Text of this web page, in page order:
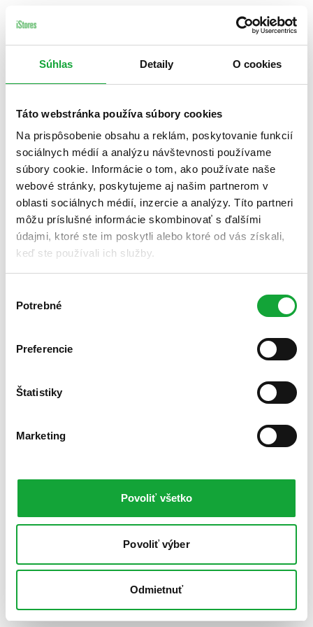
Súhlas Detaily O cookies
Táto webstránka používa súbory cookies
Na prispôsobenie obsahu a reklám, poskytovanie funkcií
sociálnych médií a analýzu návštevnosti používame
súbory cookie. Informácie o tom, ako používate naše
webové stránky, poskytujeme aj našim partnerom v
oblasti sociálnych médií, inzercie a analýzy. Títo partneri
môžu príslušné informácie skombinovať s ďalšími
údajmi, ktoré ste im poskytli alebo ktoré od vás získali,
keď ste používali ich služby.
súhlasu
Potrebné
Preferencie
Štatistiky
Marketing
Povoliť všetko
Povoliť výber
Odmietnuť